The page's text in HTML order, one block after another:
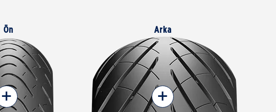
Ön
+
Arka
+